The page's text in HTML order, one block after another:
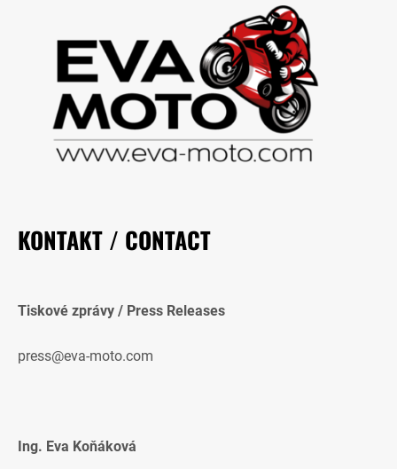
KONTAKT / CONTACT
Tiskové zprávy / Press Releases
press@eva-moto.com
Ing. Eva Koňáková